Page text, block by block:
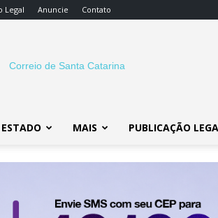
Legal Anuncie Contato
ESTADO MAIS PUBLICAÇÃO